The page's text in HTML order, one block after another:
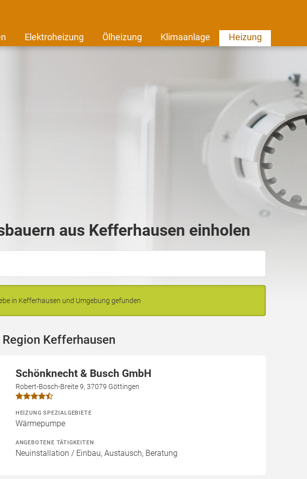
Elektroheizung Ölheizung Klimaanlage Heizung
aus Kefferhausen einholen
in Kefferhausen und Umgebung gefunden
Kefferhausen
Schönknecht & Busch GmbH
Robert-Bosch-Breite 9, 37079 Göttingen
HEIZUNG SPEZIALGEBIETE
Wärmepumpe
ANGEBOTENE TÄTIGKEITEN
Neuinstallation / Einbau, Austausch, Beratung